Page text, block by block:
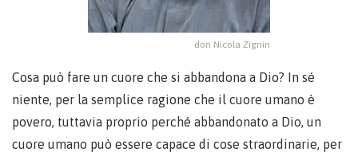
don Nicola Zignin
Cosa può fare un cuore che si abbandona a Dio? In sé
niente, per la semplice ragione che il cuore umano è
povero, tuttavia proprio perché abbandonato a Dio, un
cuore umano può essere capace di cose straordinarie, per